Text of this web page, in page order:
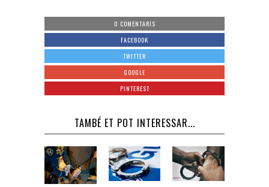
0 COMENTARIS
FACEBOOK
TWITTER
GOOGLE
PINTEREST
TAMBÉ ET POT INTERESSAR...